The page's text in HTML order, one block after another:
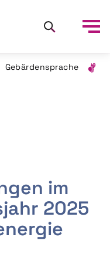
Gebärdensprache
im
2025